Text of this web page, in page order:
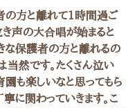
方と離れて1時間過ご
き声の大合唱が始まると
な保護者の方と離れるの
当然です。たくさん泣い
園も楽しいなと思ってもら
寧に関わっていきます。こ